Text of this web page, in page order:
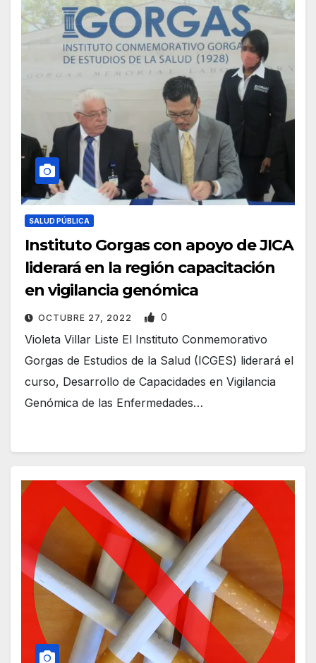
SALUD PÚBLICA
Instituto Gorgas con apoyo de JICA
liderará en la región capacitación
en vigilancia genómica
OCTUBRE 27, 2022 0
Violeta Villar Liste El Instituto Conmemorativo
Gorgas de Estudios de la Salud (ICGES) liderará el
curso, Desarrollo de Capacidades en Vigilancia
Genómica de las Enfermedades…